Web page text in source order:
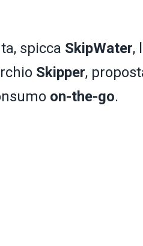
spicca SkipWater,
Skipper,
on-the-go.